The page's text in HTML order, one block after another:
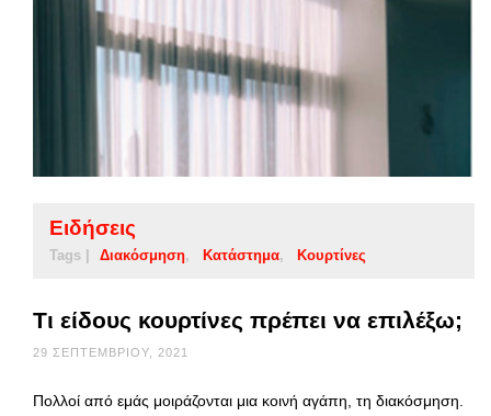
Ειδήσεις
Tags | Διακόσμηση Κατάστημα Κουρτίνες
Τι είδους κουρτίνες πρέπει να επιλέξω;
29 ΣΕΠΤΕΜΒΡΊΟΥ, 2021
Πολλοί από εμάς μοιράζονται μια κοινή αγάπη, τη διακόσμηση.